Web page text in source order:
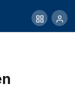
Yaygın